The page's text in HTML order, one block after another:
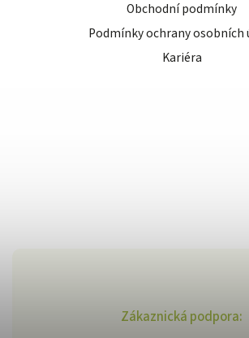
Zákaznická podpora:
Obchodní podmínky
Podmínky ochrany osobních
Kariéra